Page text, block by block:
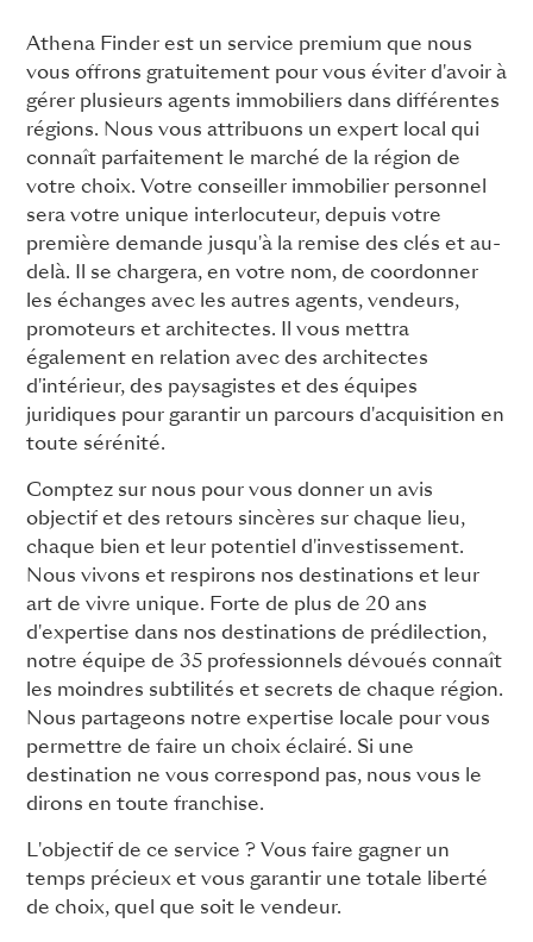
Athena Finder est un service premium que nous
vous offrons gratuitement pour vous éviter d'avoir à
gérer plusieurs agents immobiliers dans différentes
régions. Nous vous attribuons un expert local qui
connaît parfaitement le marché de la région de
votre choix. Votre conseiller immobilier personnel
sera votre unique interlocuteur, depuis votre
première demande jusqu'à la remise des clés et au-
delà. Il se chargera, en votre nom, de coordonner
les échanges avec les autres agents, vendeurs,
promoteurs et architectes. Il vous mettra
également en relation avec des architectes
d'intérieur, des paysagistes et des équipes
juridiques pour garantir un parcours d'acquisition en
toute sérénité.
Comptez sur nous pour vous donner un avis
objectif et des retours sincères sur chaque lieu,
chaque bien et leur potentiel d'investissement.
Nous vivons et respirons nos destinations et leur
art de vivre unique. Forte de plus de 20 ans
d'expertise dans nos destinations de prédilection,
notre équipe de 35 professionnels dévoués connaît
les moindres subtilités et secrets de chaque région.
Nous partageons notre expertise locale pour vous
permettre de faire un choix éclairé. Si une
destination ne vous correspond pas, nous vous le
dirons en toute franchise.
L'objectif de ce service ? Vous faire gagner un
temps précieux et vous garantir une totale liberté
de choix, quel que soit le vendeur.